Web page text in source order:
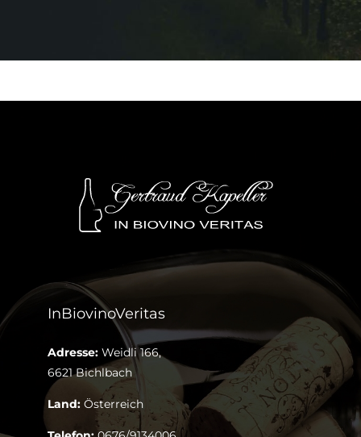
InBiovinoVeritas
Adresse: Weidli 166,
6621 Bichlbach
Land: Österreich